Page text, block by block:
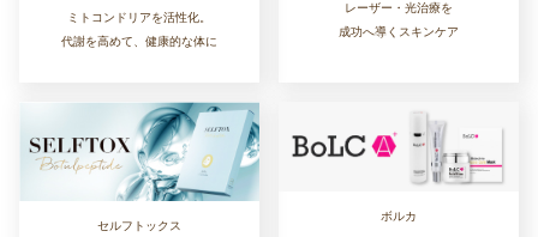
ミトコンドリアを活性化。
代謝を高めて、健康的な体に
レーザー・光治療を
成功へ導くスキンケア
セルフトックス
ボルカ